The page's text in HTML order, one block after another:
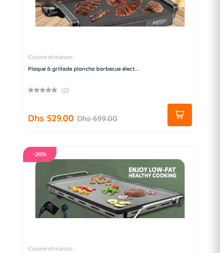
Cuisine et maison
Plaque à grillade plancha barbecue élect...
(0)
Dhs 529.00 Dhs 699.00
-20%
Cuisine et maison